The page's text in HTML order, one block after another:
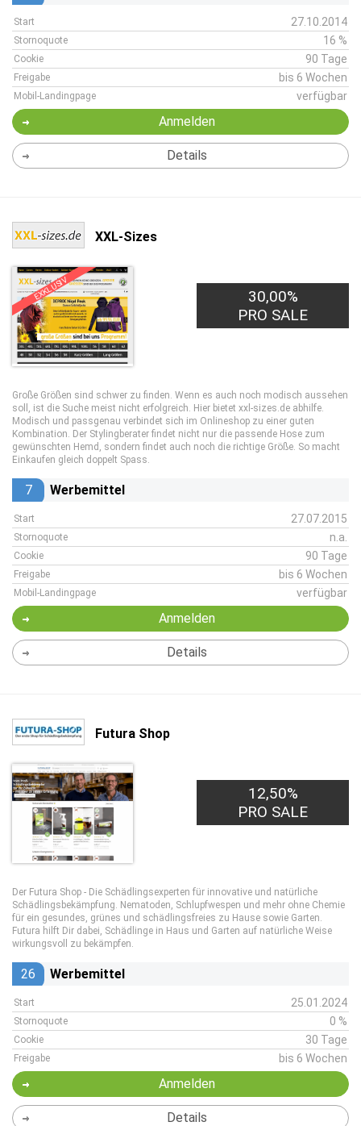
Start 27.10.2014
Stornoquote 16 %
Cookie 90 Tage
Freigabe bis 6 Wochen
Mobil-Landingpage verfügbar
Anmelden
Details
XXL-Sizes
EXKLUSIV
30,00%
PRO SALE
Große Größen sind schwer zu finden. Wenn es auch noch modisch aussehen
soll, ist die Suche meist nicht erfolgreich. Hier bietet xxl-sizes.de abhilfe.
Modisch und passgenau verbindet sich im Onlineshop zu einer guten
Kombination. Der Stylingberater findet nicht nur die passende Hose zum
gewünschten Hemd, sondern findet auch noch die richtige Größe. So macht
Einkaufen gleich doppelt Spass.
7 Werbemittel
Start 27.07.2015
Stornoquote n.a.
Cookie 90 Tage
Freigabe bis 6 Wochen
Mobil-Landingpage verfügbar
Anmelden
Details
Futura Shop
12,50%
PRO SALE
Der Futura Shop - Die Schädlingsexperten für innovative und natürliche
Schädlingsbekämpfung. Nematoden, Schlupfwespen und mehr ohne Chemie
für ein gesundes, grünes und schädlingsfreies zu Hause sowie Garten.
Futura hilft Dir dabei, Schädlinge in Haus und Garten auf natürliche Weise
wirkungsvoll zu bekämpfen.
26 Werbemittel
Start 25.01.2024
Stornoquote 0 %
Cookie 30 Tage
Freigabe bis 6 Wochen
Anmelden
Details